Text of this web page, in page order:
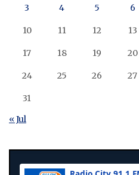
3 4 5 6
10 11 12 13
17 18 19 20
24 25 26 27
31
« Jul